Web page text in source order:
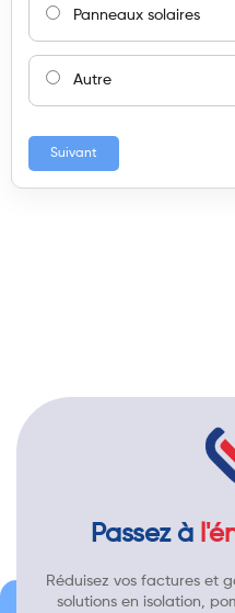
Panneaux solaires
Autre
Suivant
Passez à
Réduisez vos factures et
solutions en isolation,